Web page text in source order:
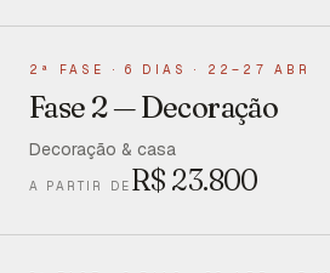
2ª FASE · 6 DIAS · 22–27 ABR
Fase 2 — Decoração
Decoração & casa
A PARTIR DE R$ 23.800